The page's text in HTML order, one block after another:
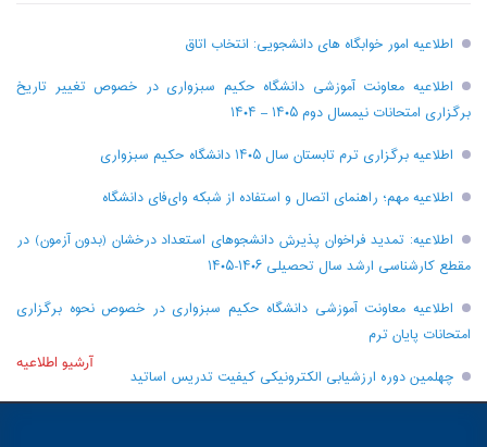
اطلاعیه امور خوابگاه های دانشجویی: انتخاب اتاق
اطلاعیه معاونت آموزشی دانشگاه حکیم سبزواری در خصوص تغییر تاریخ
برگزاری امتحانات نیمسال دوم ۱۴۰۵ – ۱۴۰۴
اطلاعیه برگزاری ترم تابستان سال ۱۴۰۵ دانشگاه حکیم سبزواری
اطلاعیه مهم؛ راهنمای اتصال و استفاده از شبکه وای‌فای دانشگاه
اطلاعیه: تمدید فراخوان پذیرش دانشجو‌های استعداد درخشان (بدون آزمون) در
مقطع کارشناسی ارشد سال تحصیلی ۱۴۰۶-۱۴۰۵
اطلاعیه معاونت آموزشی دانشگاه حکیم سبزواری در خصوص نحوه برگزاری
امتحانات پایان ترم
چهلمین دوره ارزشیابی الکترونیکی کیفیت تدریس اساتید
آرشیو اطلاعیه